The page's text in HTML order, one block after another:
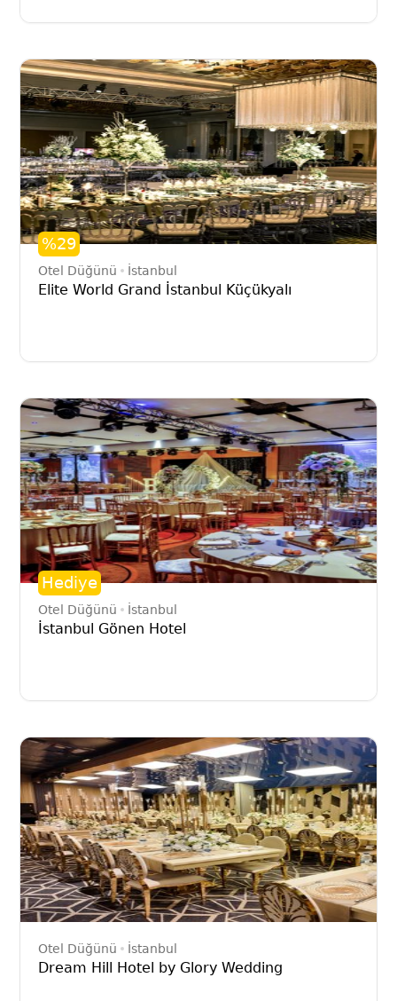
%29
Otel Düğünü İstanbul
Elite World Grand İstanbul Küçükyalı
Hediye
Otel Düğünü İstanbul
İstanbul Gönen Hotel
Otel Düğünü İstanbul
Dream Hill Hotel by Glory Wedding